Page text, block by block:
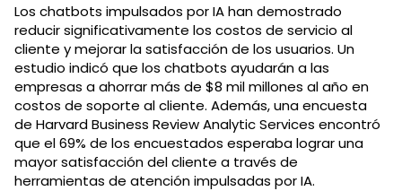
Los chatbots impulsados por IA han demostrado
reducir significativamente los costos de servicio al
cliente y mejorar la satisfacción de los usuarios. Un
estudio indicó que los chatbots ayudarán a las
empresas a ahorrar más de $8 mil millones al año en
costos de soporte al cliente. Además, una encuesta
de Harvard Business Review Analytic Services encontró
que el 69% de los encuestados esperaba lograr una
mayor satisfacción del cliente a través de
herramientas de atención impulsadas por IA.